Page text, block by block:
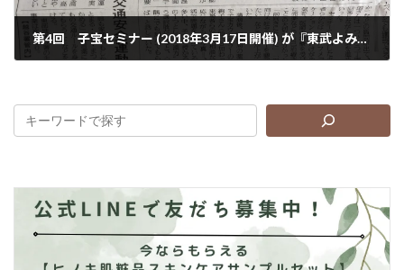
第4回 子宝セミナー (2018年3月17日開催) が『東武よみうり新聞』に掲載されました。